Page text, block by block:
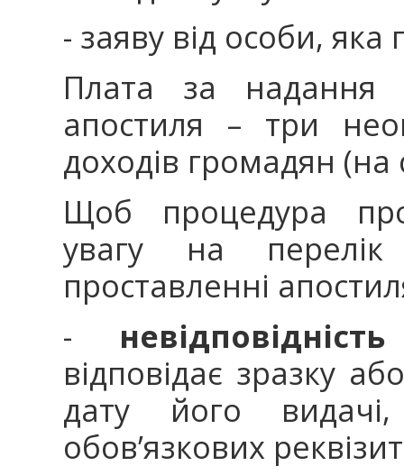
- заяву від особи, яка
Плата за надання
апостиля – три
доходів громадян (на
Щоб процедура
увагу на
проставленні
-
відповідає зразку
дату його
обов’язкових